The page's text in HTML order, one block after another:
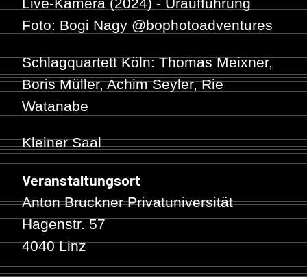
Live-Kamera (2024) - Uraufführung
Foto: Bogi Nagy @bophotoadventures
Schlagquartett Köln: Thomas Meixner,
Boris Müller, Achim Seyler, Rie
Watanabe
Kleiner Saal
Veranstaltungsort
Anton Bruckner Privatuniversität
Hagenstr. 57
4040 Linz